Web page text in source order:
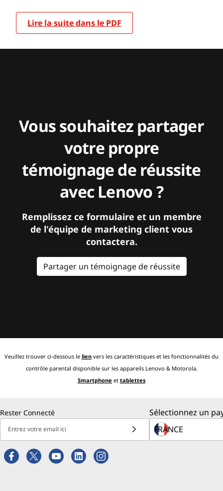
Lire la suite dans le PDF
Vous souhaitez partager
votre propre
témoignage de réussite
avec Lenovo ?
Remplissez ce formulaire et un membre
de l'équipe de marketing client vous
contactera.
Partager un témoignage de réussite
Veuillez trouver ci-dessous le lien vers les caractéristiques et les fonctionnalités du
contrôle parental disponible sur les appareils Lenovo & Motorola.
Smartphone et tablettes
Rester Connecté
Entrez votre email ici
Sélectionnez un